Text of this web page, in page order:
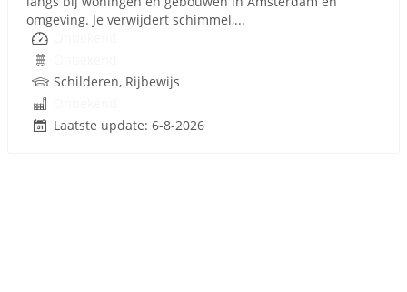
omgeving. Je verwijdert schimmel,...
Schilderen, Rijbewijs
Laatste update: 6-8-2026